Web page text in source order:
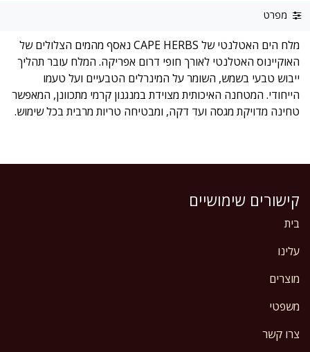
מפרט
מלח הים האטלנטי של CAPE HERBS נאסף מהמים הצלולים של
האוקיינוס האטלנטי לאורך חופי דרום אפריקה. המלח עובר תהליך
ייבוש טבעי בשמש, השומר על המינרלים הטבעיים ועל טעמו
הייחודי. המטחנה האיכותית מצוידת במנגנון קרמי מתכוונן, המאפשר
טחינה מדויקת מגסה ועד דקה, ומבטיחה טריות מרבית בכל שימוש.
קישורים שימושיים
בית
עלינו
מוצרים
משפטי
צרו קשר